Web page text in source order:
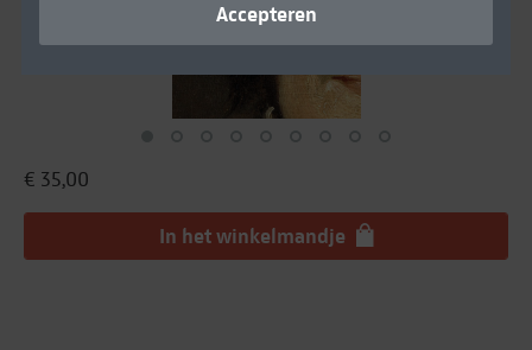
Accepteren
€ 35,00
In het winkelmandje